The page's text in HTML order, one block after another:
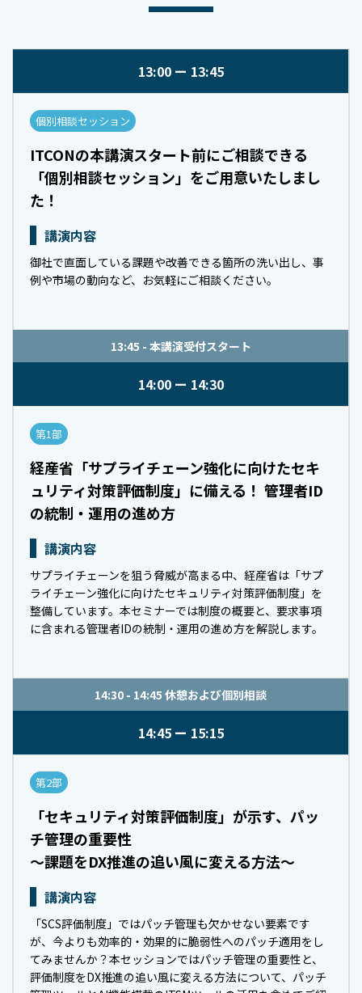
13:00 13:45
個別相談セッション
ITCONの本講演スタート前にご相談できる
「個別相談セッション」をご用意いたしまし
た！
講演内容
御社で直面している課題や改善できる箇所の洗い出し、事
例や市場の動向など、お気軽にご相談ください。
13:45 - 本講演受付スタート
14:00 14:30
第1部
経産省「サプライチェーン強化に向けたセキ
ュリティ対策評価制度」に備える！ 管理者ID
の統制・運用の進め方
講演内容
サプライチェーンを狙う脅威が高まる中、経産省は「サプ
ライチェーン強化に向けたセキュリティ対策評価制度」を
整備しています。本セミナーでは制度の概要と、要求事項
に含まれる管理者IDの統制・運用の進め方を解説します。
14:30 - 14:45 休憩および個別相談
14:45 15:15
第2部
「セキュリティ対策評価制度」が示す、パッ
チ管理の重要性
～課題をDX推進の追い風に変える方法～
講演内容
「SCS評価制度」ではパッチ管理も欠かせない要素です
が、今よりも効率的・効果的に脆弱性へのパッチ適用をし
てみませんか？本セッションではパッチ管理の重要性と、
評価制度をDX推進の追い風に変える方法について、パッチ